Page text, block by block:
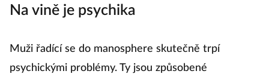
Na vině je psychika
Muži řadící se do manosphere skutečně trpí
psychickými problémy. Ty jsou způsobené